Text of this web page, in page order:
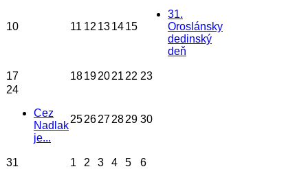
10 11 12 131415
31.
Oroslánsky
dedinský
deň
17 18192021 22 23
24
Cez
Nadlak
je...
2526272829 30
31 1 2 3 4 5 6